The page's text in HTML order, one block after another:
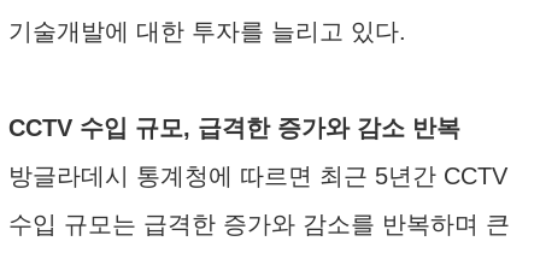
기술개발에 대한 투자를 늘리고 있다.
CCTV 수입 규모, 급격한 증가와 감소 반복
방글라데시 통계청에 따르면 최근 5년간 CCTV
수입 규모는 급격한 증가와 감소를 반복하며 큰